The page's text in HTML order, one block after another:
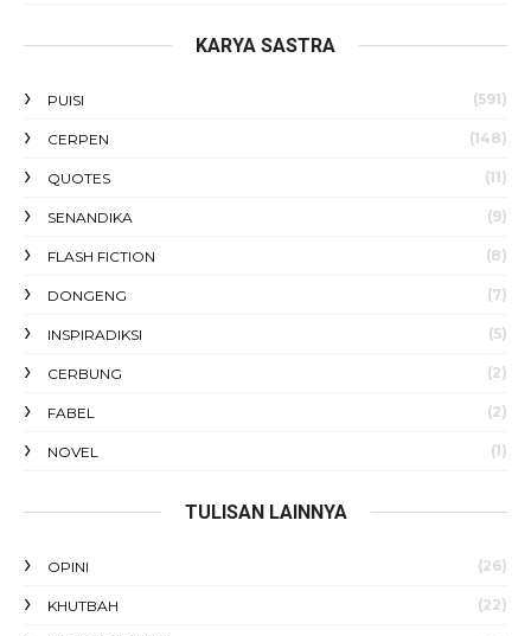
KARYA SASTRA
PUISI (591)
CERPEN (148)
QUOTES (11)
SENANDIKA (9)
FLASH FICTION (8)
DONGENG (7)
INSPIRADIKSI (5)
CERBUNG (2)
FABEL (2)
NOVEL (1)
TULISAN LAINNYA
OPINI (26)
KHUTBAH (22)